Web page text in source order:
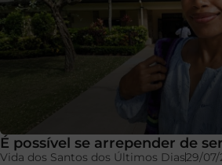
É possível se arrepender de
Vida dos Santos dos Últimos Dias29/07/